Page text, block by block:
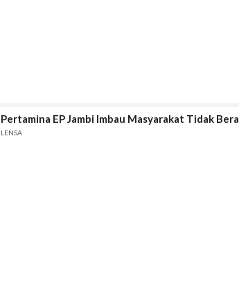
Pertamina EP Jambi Imbau Masyarakat Tidak
LENSA